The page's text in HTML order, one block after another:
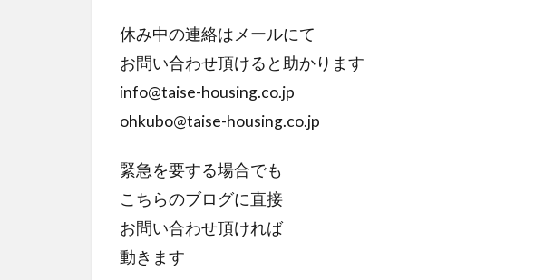
休み中の連絡はメールにて
お問い合わせ頂けると助かります
info@taise-housing.co.jp
ohkubo@taise-housing.co.jp
緊急を要する場合でも
こちらのブログに直接
お問い合わせ頂ければ
動きます